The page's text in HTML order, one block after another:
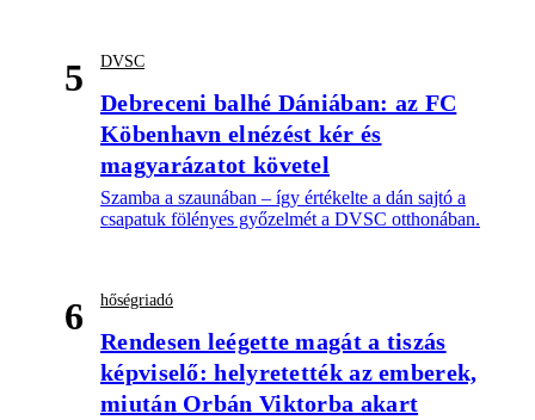
5 DVSC
Debreceni balhé Dániában: az FC
Köbenhavn elnézést kér és
magyarázatot követel
Szamba a szaunában – így értékelte a dán sajtó a
csapatuk fölényes győzelmét a DVSC otthonában.
6 hőségriadó
Rendesen leégette magát a tiszás
képviselő: helyretették az emberek,
miután Orbán Viktorba akart